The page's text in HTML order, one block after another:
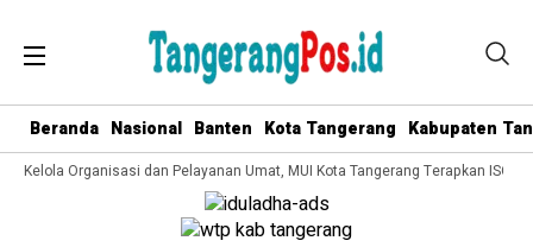
Beranda Nasional Banten Kota Tangerang Kabupaten
Kelola Organisasi dan Pelayanan Umat, MUI Kota Tangerang Terapkan ISO